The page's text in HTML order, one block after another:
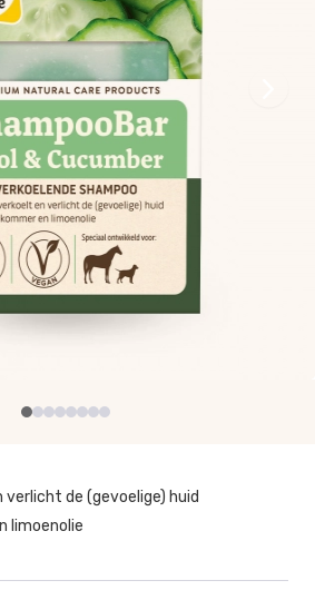
verlicht de (gevoelige) huid
limoenolie